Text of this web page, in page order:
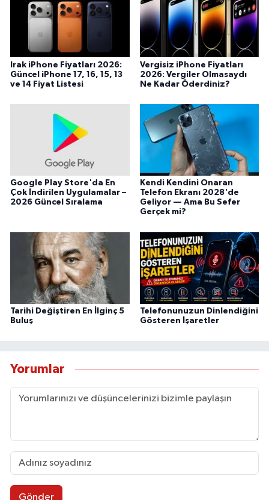
Irak iPhone Fiyatları 2026:
Güncel iPhone 17, 16, 15, 13
ve 14 Fiyat Listesi
Vergisiz iPhone Fiyatları
2026: Vergiler Olmasaydı
Ne Kadar Öderdiniz?
Google Play Store'da En
Çok İndirilen Uygulamalar –
2026 Güncel Sıralama
Kendi Kendini Onaran
Telefon Ekranı 2028'de
Geliyor — Ama Bu Sefer
Gerçek mi?
Tarihi Değiştiren En İlginç 5
Buluş
Telefonunuzun Dinlendiğini
Gösteren İşaretler
Yorumlar
Gönder